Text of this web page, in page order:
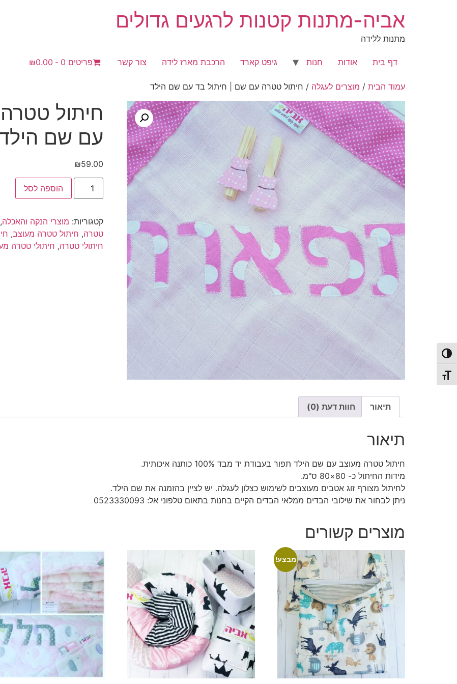
הפעל/כבה ניגודיות גבוהה
מתג גודל גופן
אביה-מתנות קטנות לרגעים גדולים
מתנות ללידה
דף בית אודות חנות גיפט קארד הרכבת מארז לידה צור קשר פריטים 0 ₪0.00
עמוד הבית / מוצרים לעגלה / חיתול טטרה עם שם | חיתול בד עם שם הילד
חיתול
עם שם
₪59.00
כמות
חיתול
שם
|
חיתול
בד
הוספה לסל
קטגוריות: מוצרי הנקה והאכלה,
טטרה, חיתול טטרה מעוצב,
חיתולי טטרה, חיתולי טטרה
תיאור חוות דעת (0)
תיאור
חיתול טטרה מעוצב עם שם הילד תפור בעבודת יד מבד 100% כותנה איכותית.
מידות החיתול כ- 80×80 ס"מ.
לחיתול מצורף זוג אטבים מעוצבים לשימוש כצלון לעגלה. יש לציין בהזמנה את שם הילד.
ניתן לבחור את שילובי הבדים ממלאי הבדים הקיים בחנות בתאום טלפוני אל: 0523330093
מוצרים קשורים
מבצע!